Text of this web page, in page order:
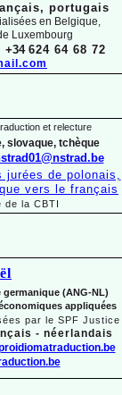
portugais
en Belgique,
Luxembourg
624 64 68 72
et relecture
slovaque, tchèque
de la CBTI
germanique (ANG-NL)
appliquées
par le SPF Justice
- néerlandais